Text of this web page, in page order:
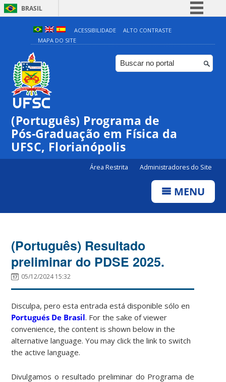
BRASIL
Simplifique!
Comunica BR
Participe
ACESSIBILIDADE
ALTO CONTRASTE
MAPA DO SITE
(Português) Programa de
Pós-Graduação em Física da
UFSC, Florianópolis
Área Restrita Administradores do Site
MENU
(Português) Resultado
preliminar do PDSE 2025.
05/12/2024 15:32
Disculpa, pero esta entrada está disponible sólo en
Portugués De Brasil. For the sake of viewer
convenience, the content is shown below in the
alternative language. You may click the link to switch
the active language.
Divulgamos o resultado preliminar do Programa de